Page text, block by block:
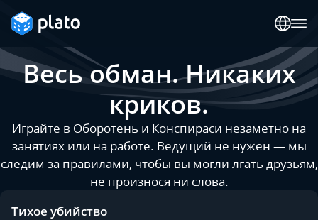
Весь обман. Никаких
криков.
Играйте в Оборотень и Конспираси незаметно на
занятиях или на работе. Ведущий не нужен — мы
следим за правилами, чтобы вы могли лгать друзьям,
не произнося ни слова.
Тихое убийство